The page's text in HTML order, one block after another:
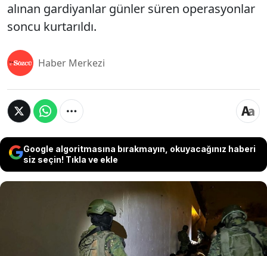
alınan gardiyanlar günler süren operasyonlar
soncu kurtarıldı.
Haber Merkezi
Google algoritmasına bırakmayın, okuyacağınız haberi
siz seçin! Tıkla ve ekle
Ekvador'u iç savaşa sürükleyen çete
savaşları sürerken cezaevlerinde çıkan